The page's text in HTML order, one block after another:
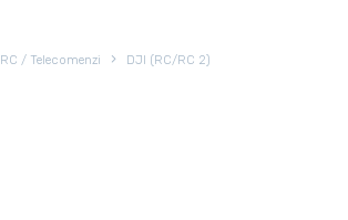
RC / Telecomenzi DJI (RC/RC 2)